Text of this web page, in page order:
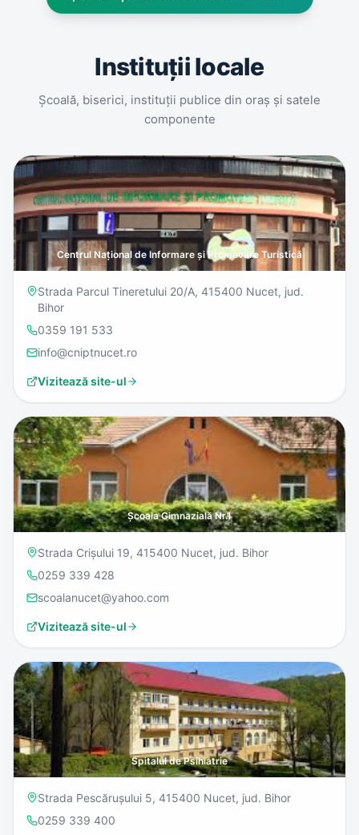
Instituții locale
Școală, biserici, instituții publice din oraș și satele
componente
Centrul Național de Informare și Promovare Turistică
Strada Parcul Tineretului 20/A, 415400 Nucet, jud.
Bihor
0359 191 533
info@cniptnucet.ro
Vizitează site-ul
Școala Gimnazială Nr.1
Strada Crișului 19, 415400 Nucet, jud. Bihor
0259 339 428
scoalanucet@yahoo.com
Vizitează site-ul
Spitalul de Psihiatrie
Strada Pescărușului 5, 415400 Nucet, jud. Bihor
0259 339 400